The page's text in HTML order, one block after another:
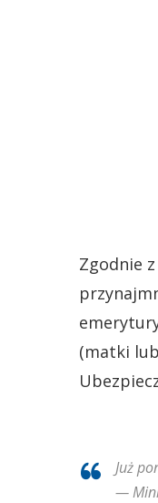
Zgodnie
(matki
Już
—